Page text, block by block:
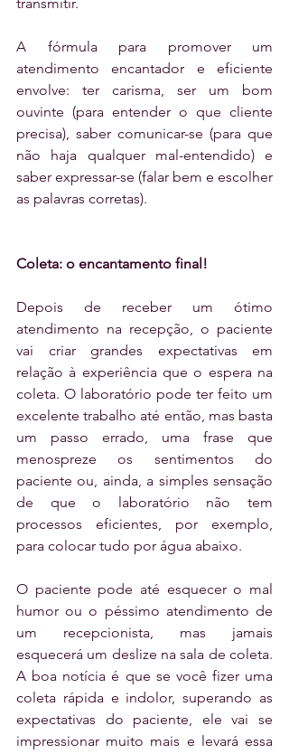
A fórmula para promover um
atendimento encantador e eficiente
envolve: ter carisma, ser um bom
ouvinte (para entender o que cliente
precisa), saber comunicar-se (para que
não haja qualquer mal-entendido) e
saber expressar-se (falar bem e escolher
as palavras corretas).
Coleta: o encantamento final!
Depois de receber um ótimo
atendimento na recepção, o paciente
vai criar grandes expectativas em
relação à experiência que o espera na
coleta. O laboratório pode ter feito um
excelente trabalho até então, mas basta
um passo errado, uma frase que
menospreze os sentimentos do
paciente ou, ainda, a simples sensação
de que o laboratório não tem
processos eficientes, por exemplo,
para colocar tudo por água abaixo.
O paciente pode até esquecer o mal
humor ou o péssimo atendimento de
um recepcionista, mas jamais
esquecerá um deslize na sala de coleta.
A boa notícia é que se você fizer uma
coleta rápida e indolor, superando as
expectativas do paciente, ele vai se
impressionar muito mais e levará essa